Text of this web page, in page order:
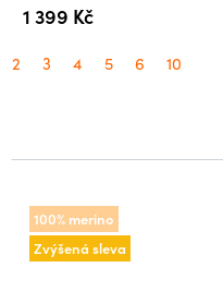
1 399 Kč
2 3 4 5 6 10
100% merino
Zvýšená sleva